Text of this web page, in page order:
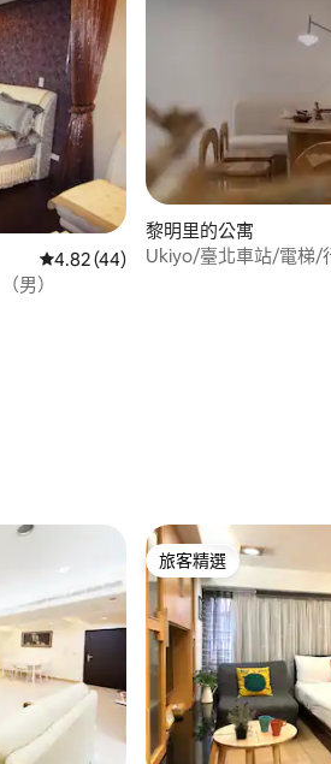
從 44 則評價中獲得 4.82 的平均評
4.82 (44)
男）
黎明里的公寓
Ukiyo/臺北車站/電梯/
旅客精選
旅客精選